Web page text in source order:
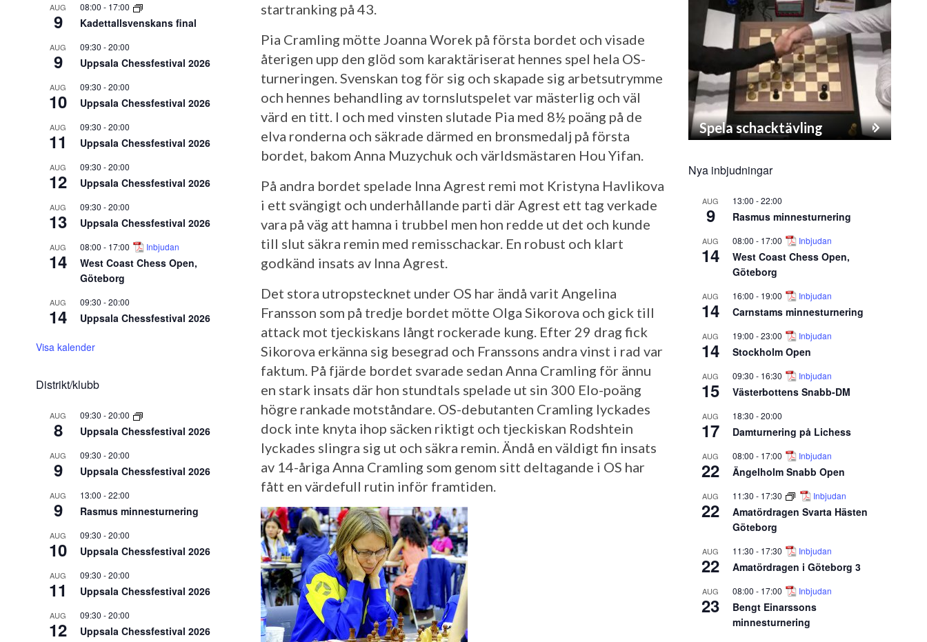
AUG
9
08:00 - 17:00
Kadettallsvenskans final
AUG
9
09:30 -20:00
Uppsala Chessfestival 2026
AUG
10
09:30 -20:00
Uppsala Chessfestival 2026
AUG
11
09:30 -20:00
Uppsala Chessfestival 2026
AUG
12
09:30 -20:00
Uppsala Chessfestival 2026
AUG
13
09:30 -20:00
Uppsala Chessfestival 2026
AUG
14
08:00 - 17:00 Inbjudan
West Coast Chess Open,
Göteborg
AUG
14
09:30 -20:00
Uppsala Chessfestival 2026
Visa kalender
Distrikt/klubb
AUG
8
09:30 -20:00
Uppsala Chessfestival 2026
AUG
9
09:30 -20:00
Uppsala Chessfestival 2026
AUG
9
13:00 -22:00
Rasmus minnesturnering
AUG
10
09:30 -20:00
Uppsala Chessfestival 2026
AUG
11
09:30 -20:00
Uppsala Chessfestival 2026
AUG
12
09:30 -20:00
Uppsala Chessfestival 2026
startranking på 43.
Pia Cramling mötte Joanna Worek på första bordet och visade
återigen upp den glöd som karaktäriserat hennes spel hela OS-
turneringen. Svenskan tog för sig och skapade sig arbetsutrymme
och hennes behandling av tornslutspelet var mästerlig och väl
värd en titt. I och med vinsten slutade Pia med 8½ poäng på de
elva ronderna och säkrade därmed en bronsmedalj på första
bordet, bakom Anna Muzychuk och världsmästaren Hou Yifan.
På andra bordet spelade Inna Agrest remi mot Kristyna Havlikova
i ett svängigt och underhållande parti där Agrest ett tag verkade
vara på väg att hamna i trubbel men hon redde ut det och kunde
till slut säkra remin med remisschackar. En robust och klart
godkänd insats av Inna Agrest.
Det stora utropstecknet under OS har ändå varit Angelina
Fransson som på tredje bordet mötte Olga Sikorova och gick till
attack mot tjeckiskans långt rockerade kung. Efter 29 drag fick
Sikorova erkänna sig besegrad och Franssons andra vinst i rad var
faktum. På fjärde bordet svarade sedan Anna Cramling för ännu
en stark insats där hon stundtals spelade ut sin 300 Elo-poäng
högre rankade motståndare. OS-debutanten Cramling lyckades
dock inte knyta ihop säcken riktigt och tjeckiskan Rodshtein
lyckades slingra sig ut och säkra remin. Ändå en väldigt fin insats
av 14-åriga Anna Cramling som genom sitt deltagande i OS har
fått en värdefull rutin inför framtiden.
Spela schacktävling
Nya inbjudningar
AUG
9
13:00 -22:00
Rasmus minnesturnering
AUG
14
08:00 - 17:00 Inbjudan
West Coast Chess Open,
Göteborg
AUG
14
16:00 - 19:00 Inbjudan
Carnstams minnesturnering
AUG
14
19:00 -23:00 Inbjudan
Stockholm Open
AUG
15
09:30 - 16:30 Inbjudan
Västerbottens Snabb-DM
AUG
17
18:30 -20:00
Damturnering på Lichess
AUG
22
08:00 - 17:00 Inbjudan
Ängelholm Snabb Open
AUG
22
11:30 - 17:30 Inbjudan
Amatördragen Svarta Hästen
Göteborg
AUG
22
11:30 - 17:30 Inbjudan
Amatördragen i Göteborg 3
AUG
23
08:00 - 17:00 Inbjudan
Bengt Einarssons
minnesturnering